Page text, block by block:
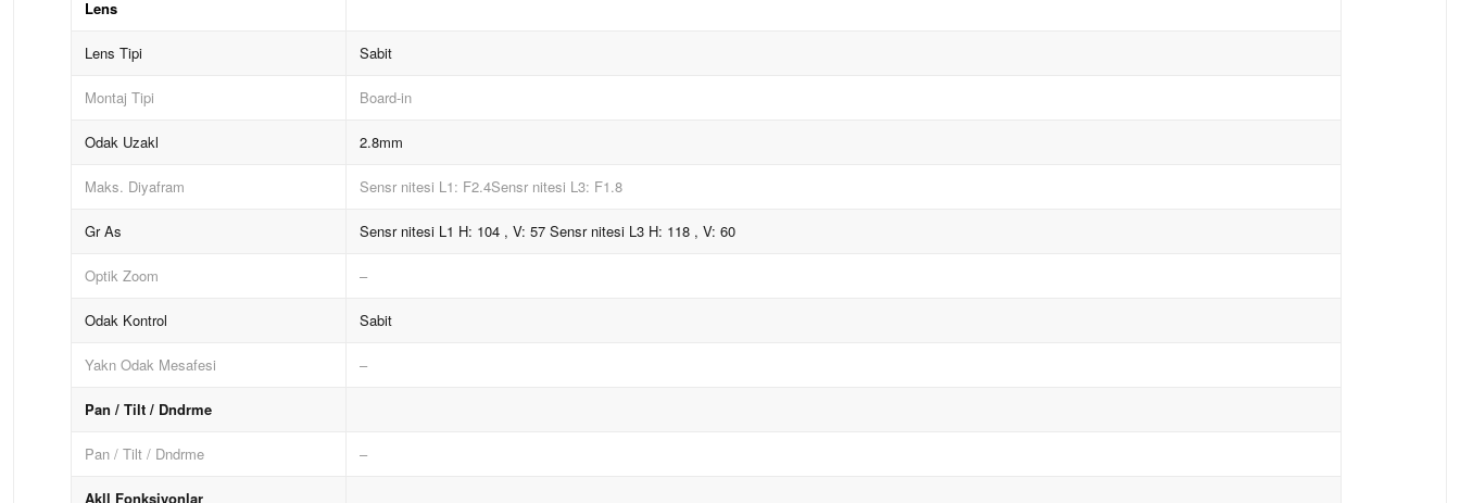
Lens
Lens Tipi Sabit
Montaj Tipi Board-in
Odak Uzakl 2.8mm
Maks. Diyafram Sensr nitesi L1: F2.4Sensr nitesi L3: F1.8
Gr As Sensr nitesi L1 H: 104 , V: 57 Sensr nitesi L3 H: 118 , V: 60
Optik Zoom –
Odak Kontrol Sabit
Yakn Odak Mesafesi –
Pan / Tilt / Dndrme
Pan / Tilt / Dndrme –
Akll Fonksiyonlar